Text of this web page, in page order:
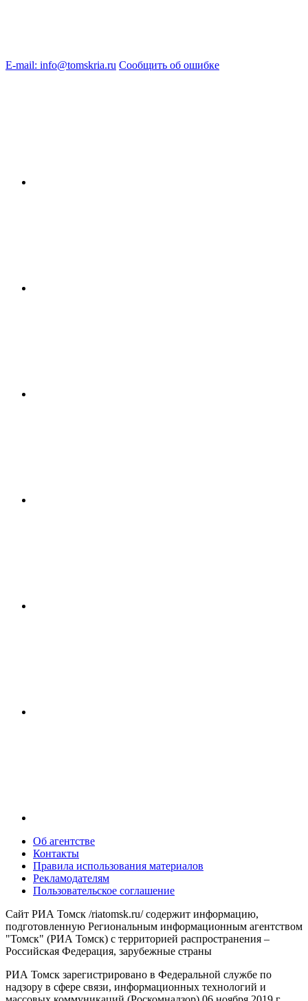
E-mail: info@tomskria.ru Сообщить об ошибке
Об агентстве
Контакты
Правила использования материалов
Рекламодателям
Пользовательское соглашение
Сайт РИА Томск /riatomsk.ru/ содержит информацию,
подготовленную Региональным информационным агентством
"Томск" (РИА Томск) с территорией распространения –
Российская Федерация, зарубежные страны
РИА Томск зарегистрировано в Федеральной службе по
надзору в сфере связи, информационных технологий и